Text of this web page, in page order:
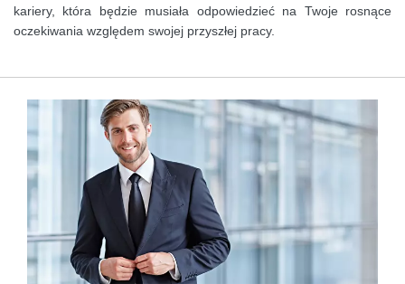
kariery, która będzie musiała odpowiedzieć na Twoje rosnące
oczekiwania względem swojej przyszłej pracy.